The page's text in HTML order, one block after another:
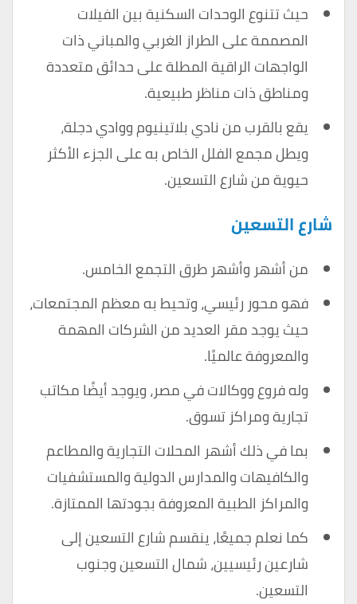
حيث تتنوع الوحدات السكنية بين الفيلات
المصممة على الطراز الغربي والمباني ذات
الواجهات الراقية المطلة على حدائق متعددة
ومناطق ذات مناظر طبيعية.
يقع بالقرب من نادي بلاتينيوم ووادي دجلة،
ويطل مجمع الفلل الخاص به على الجزء الأكثر
حيوية من شارع التسعين.
شارع التسعين
من أشهر وأشهر طرق التجمع الخامس.
فهو محور رئيسي، وتحيط به معظم المجتمعات،
حيث يوجد مقر العديد من الشركات المهمة
والمعروفة عالميًا.
وله فروع ووكالات في مصر، ويوجد أيضًا مكاتب
تجارية ومراكز تسوق.
بما في ذلك أشهر المحلات التجارية والمطاعم
والكافيهات والمدارس الدولية والمستشفيات
والمراكز الطبية المعروفة بجودتها الممتازة.
كما نعلم جميعًا، ينقسم شارع التسعين إلى
شارعين رئيسيين، شمال التسعين وجنوب
التسعين.